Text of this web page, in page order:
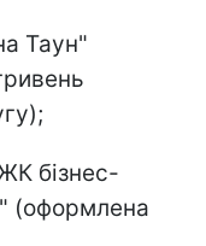
Таун"
бізнес-
(оформлена